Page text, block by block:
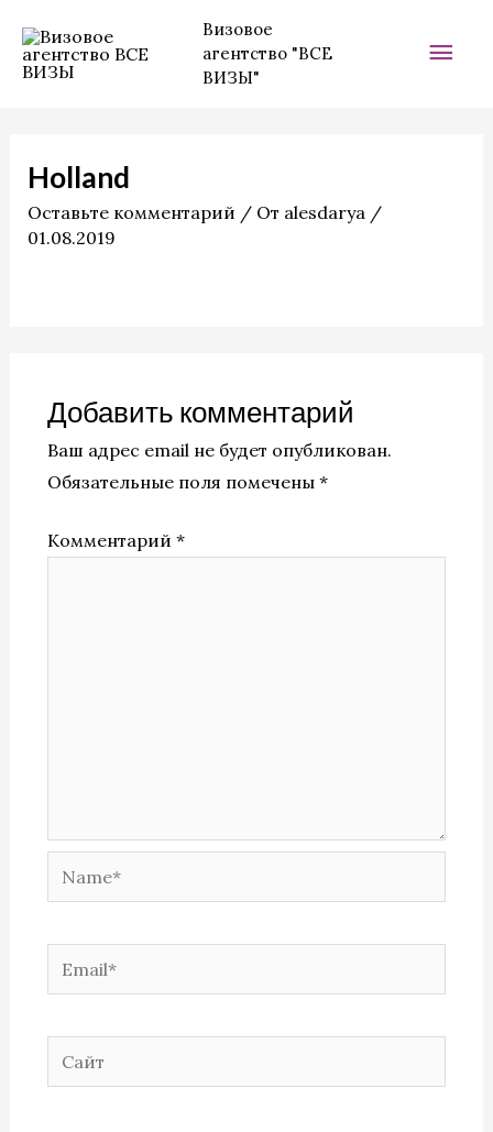
содержимому
Визовое
агентство "ВСЕ
ВИЗЫ"
Holland
Оставьте комментарий / От alesdarya /
01.08.2019
Добавить комментарий
Ваш адрес email не будет опубликован.
Обязательные поля помечены *
Комментарий *
Name*
Email*
Сайт